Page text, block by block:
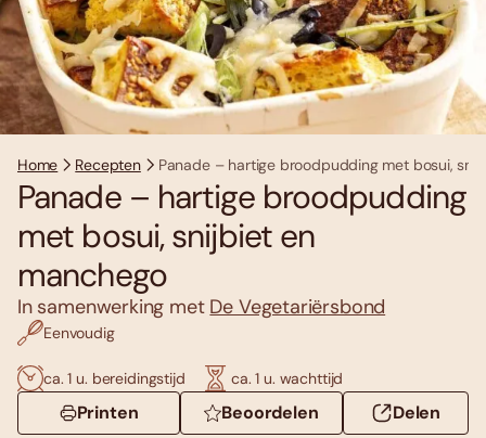
Home Recepten Panade – hartige broodpudding met bosui,
Panade – hartige broodpudding
met bosui, snijbiet en
manchego
In samenwerking met De Vegetariërsbond
Eenvoudig
ca. 1 u. bereidingstijd ca. 1 u. wachttijd
Printen Beoordelen Delen